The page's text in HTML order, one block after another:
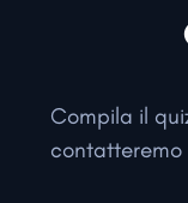
Compila il
contatteremo